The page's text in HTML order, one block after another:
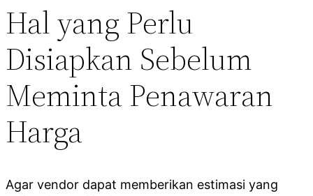
Hal yang Perlu
Disiapkan Sebelum
Meminta Penawaran
Harga
Agar vendor dapat memberikan estimasi yang